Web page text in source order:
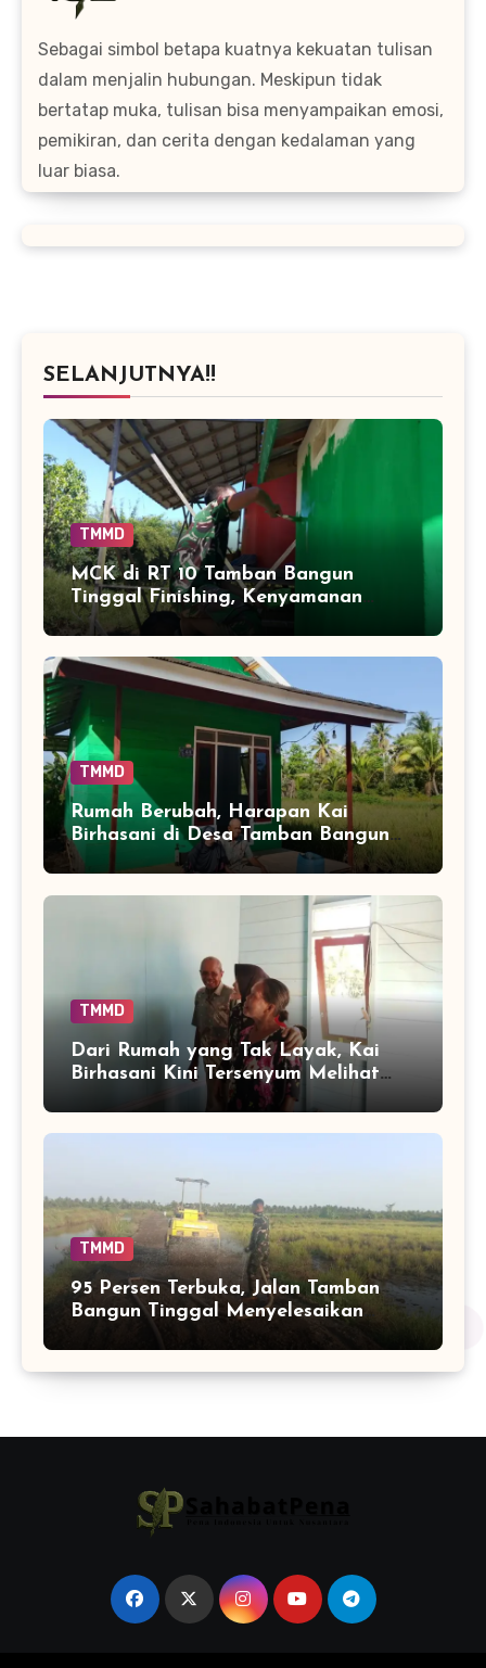
Sebagai simbol betapa kuatnya kekuatan tulisan
dalam menjalin hubungan. Meskipun tidak
bertatap muka, tulisan bisa menyampaikan emosi,
pemikiran, dan cerita dengan kedalaman yang
luar biasa.
SELANJUTNYA!!
TMMD
MCK di RT 10 Tamban Bangun
Tinggal Finishing, Kenyamanan
Warga Segera Bertambah
TMMD
Rumah Berubah, Harapan Kai
Birhasani di Desa Tamban Bangun
Ikut Tumbuh
TMMD
Dari Rumah yang Tak Layak, Kai
Birhasani Kini Tersenyum Melihat
Tempat Tinggalnya Berubah
TMMD
95 Persen Terbuka, Jalan Tamban
Bangun Tinggal Menyelesaikan
Ujung Pekerjaan